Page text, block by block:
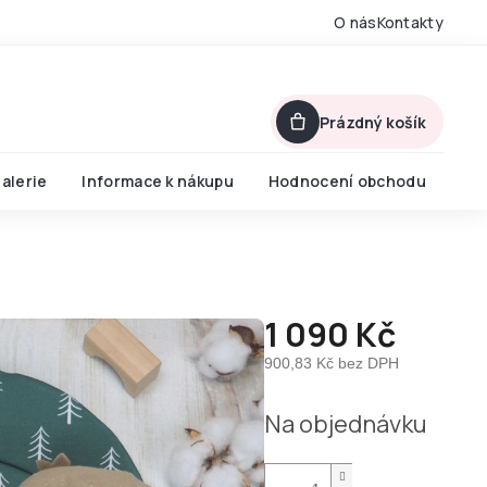
O násKontakty
Prázdný košík
Informace k nákupu Hodnocení obchodu
1 090 Kč
900,83 Kč bez DPH
Měrná
cena:
Na objednávku